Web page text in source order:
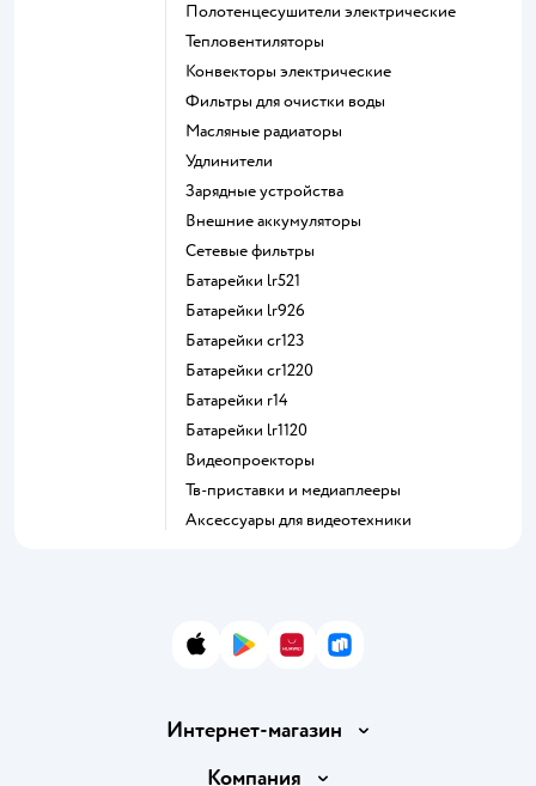
полотенцесушители электрические
тепловентиляторы
конвекторы электрические
фильтры для очистки воды
масляные радиаторы
удлинители
зарядные устройства
внешние аккумуляторы
сетевые фильтры
батарейки lr521
батарейки lr926
батарейки cr123
батарейки cr1220
батарейки r14
батарейки lr1120
видеопроекторы
тв-приставки и медиаплееры
аксессуары для видеотехники
App StoreGoogle Play
AppGallery
RuStore
Интернет-магазин
Доставка и оплата
Компания